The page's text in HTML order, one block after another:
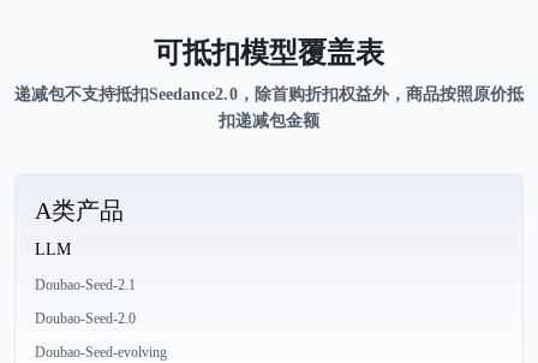
可抵扣模型覆盖表
递减包不支持抵扣Seedance2.0，除首购折扣权益外，商品按照原价抵
扣递减包金额
A类产品
LLM
Doubao-Seed-2.1
Doubao-Seed-2.0
Doubao-Seed-evolving